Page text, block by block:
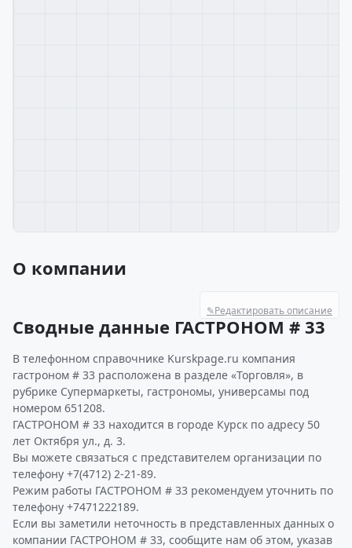
О компании
✎Редактировать описание
Сводные данные ГАСТРОНОМ # 33
В телефонном справочнике Kurskpage.ru компания
гастроном # 33 расположена в разделе «Торговля», в
рубрике Супермаркеты, гастрономы, универсамы под
номером 651208.
ГАСТРОНОМ # 33 находится в городе Курск по адресу 50
лет Октября ул., д. 3.
Вы можете связаться с представителем организации по
телефону +7(4712) 2-21-89.
Режим работы ГАСТРОНОМ # 33 рекомендуем уточнить по
телефону +7471222189.
Если вы заметили неточность в представленных данных о
компании ГАСТРОНОМ # 33, сообщите нам об этом, указав